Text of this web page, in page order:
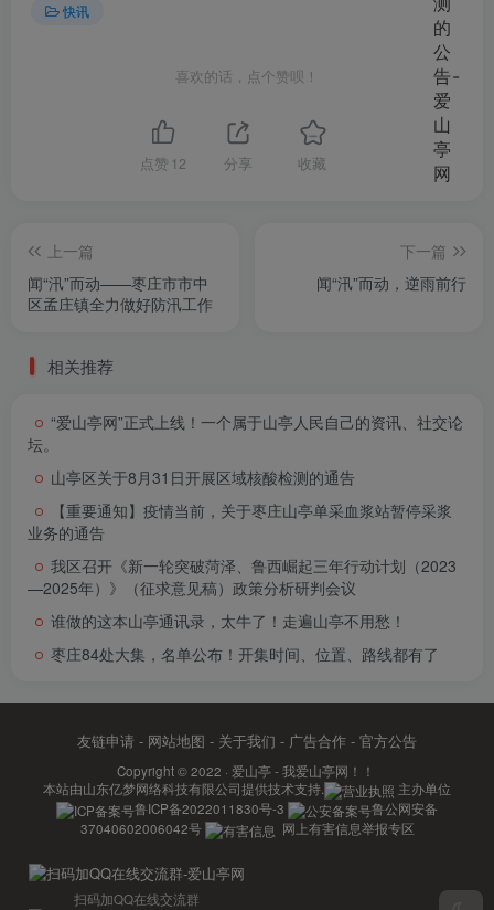
快讯
喜欢的话，点个赞呗！
点赞 12 分享 收藏
上一篇
闻“汛”而动——枣庄市市中
区孟庄镇全力做好防汛工作
下一篇
闻“汛”而动，逆雨前行
相关推荐
“爱山亭网”正式上线！一个属于山亭人民自己的资讯、社交论
坛。
山亭区关于8月31日开展区域核酸检测的通告
【重要通知】疫情当前，关于枣庄山亭单采血浆站暂停采浆
业务的通告
我区召开《新一轮突破菏泽、鲁西崛起三年行动计划（2023
—2025年）》（征求意见稿）政策分析研判会议
谁做的这本山亭通讯录，太牛了！走遍山亭不用愁！
枣庄84处大集，名单公布！开集时间、位置、路线都有了
友链申请 - 网站地图 - 关于我们 - 广告合作 - 官方公告
Copyright © 2022 · 爱山亭 - 我爱山亭网！！
本站由山东亿梦网络科技有限公司提供技术支持.
主办单位
鲁ICP备2022011830号-3
鲁公网安备
37040602006042号
网上有害信息举报专区
扫码加QQ在线交流群